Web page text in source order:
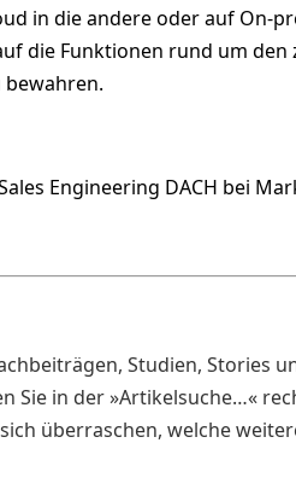
in die andere oder auf On-
die Funktionen rund um
Engineering DACH bei
Studien, Stories
Sie in der »Artikelsuche…«
überraschen, welche